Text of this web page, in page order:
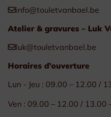
info@touletvanbael.be
Atelier & gravures – Luk
luk@touletvanbael.be
Horaires d'ouverture
Lun - Jeu : 09.00 – 12.00 /
Ven : 09.00 – 12.00 / 13.00